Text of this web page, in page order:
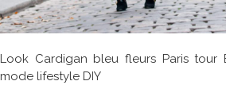
Look Cardigan bleu fleurs Paris tour
mode lifestyle DIY